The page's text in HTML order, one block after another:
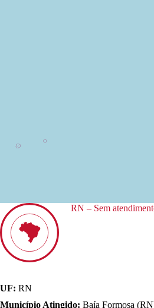
RN – Sem
UF: RN
Município Atingido: Baía Formosa